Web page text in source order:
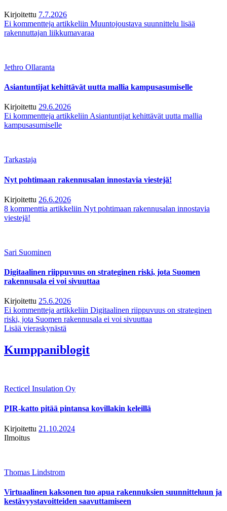
Kirjoitettu 7.7.2026
Ei kommentteja artikkeliin Muuntojoustava suunnittelu lisää
rakennuttajan liikkumavaraa
Jethro Ollaranta
Asiantuntijat kehittävät uutta mallia kampusasumiselle
Kirjoitettu 29.6.2026
Ei kommentteja artikkeliin Asiantuntijat kehittävät uutta mallia
kampusasumiselle
Tarkastaja
Nyt pohtimaan rakennusalan innostavia viestejä!
Kirjoitettu 26.6.2026
8 kommenttia artikkeliin Nyt pohtimaan rakennusalan innostavia
viestejä!
Sari Suominen
Digitaalinen riippuvuus on strateginen riski, jota Suomen
rakennusala ei voi sivuuttaa
Kirjoitettu 25.6.2026
Ei kommentteja artikkeliin Digitaalinen riippuvuus on strateginen
riski, jota Suomen rakennusala ei voi sivuuttaa
Lisää vieraskynästä
Kumppaniblogit
Recticel Insulation Oy
PIR-katto pitää pintansa kovillakin keleillä
Kirjoitettu 21.10.2024
Ilmoitus
Thomas Lindstrom
Virtuaalinen kaksonen tuo apua rakennuksien suunnitteluun ja
kestävyystavoitteiden saavuttamiseen